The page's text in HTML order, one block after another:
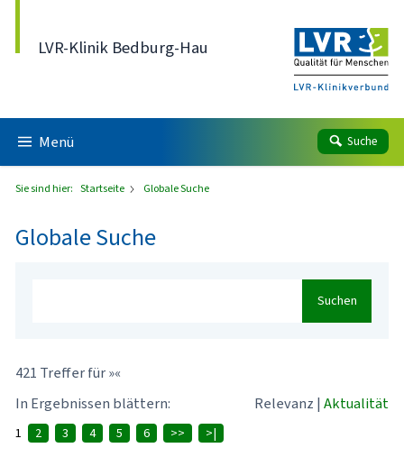
LVR-Klinik Bedburg-Hau
Menü Suche
Sie sind hier: Startseite Globale Suche
Globale Suche
Suchen
421 Treffer für »«
In Ergebnissen blättern:
Relevanz | Aktualität
1 2 3 4 5 6 >> >|